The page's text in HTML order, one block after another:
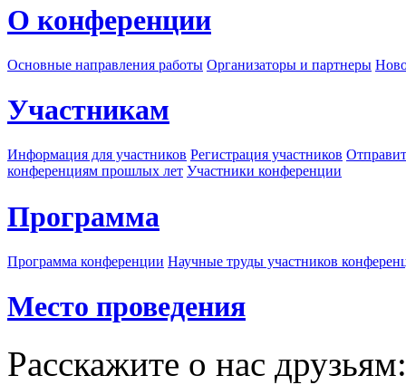
О конференции
Основные направления работы Организаторы и партнеры
Участникам
Информация для участников Регистрация участников
конференциям прошлых лет Участники конференции
Программа
Программа конференции Научные труды участников
Место проведения
Расскажите о нас друзьям: